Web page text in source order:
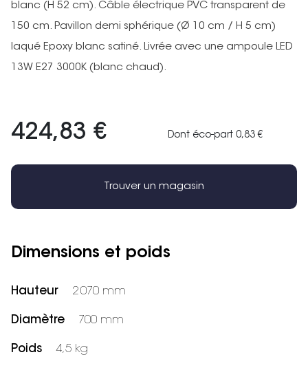
blanc (H 52 cm). Câble électrique PVC transparent de
150 cm. Pavillon demi sphérique (Ø 10 cm / H 5 cm)
laqué Epoxy blanc satiné. Livrée avec une ampoule LED
13W E27 3000K (blanc chaud).
424,83 € Dont éco-part 0,83 €
Trouver un magasin
Dimensions et poids
Hauteur 2 070 mm
Diamètre 700 mm
Poids 4,5 kg